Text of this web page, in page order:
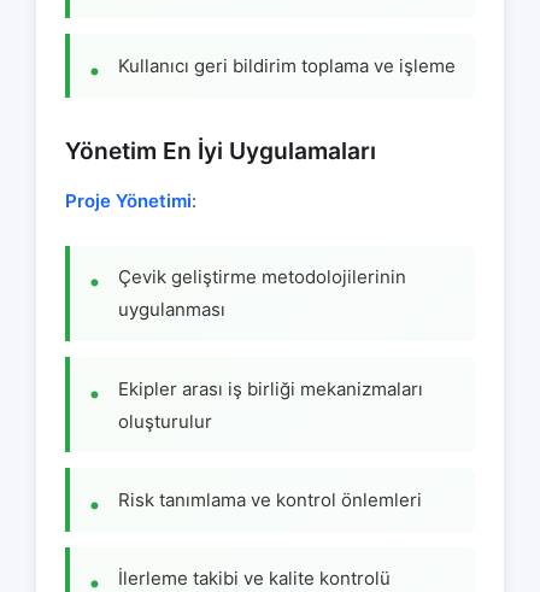
Kullanıcı geri bildirim toplama ve işleme
Yönetim En İyi Uygulamaları
Proje Yönetimi:
Çevik geliştirme metodolojilerinin
uygulanması
Ekipler arası iş birliği mekanizmaları
oluşturulur
Risk tanımlama ve kontrol önlemleri
İlerleme takibi ve kalite kontrolü